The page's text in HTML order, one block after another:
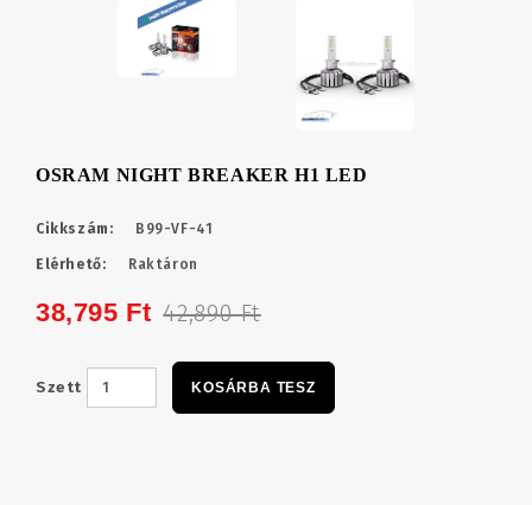
OSRAM NIGHT BREAKER H1 LED
Cikkszám: B99-VF-41
Elérhető: Raktáron
38,795 Ft 42,890 Ft
Szett KOSÁRBA TESZ